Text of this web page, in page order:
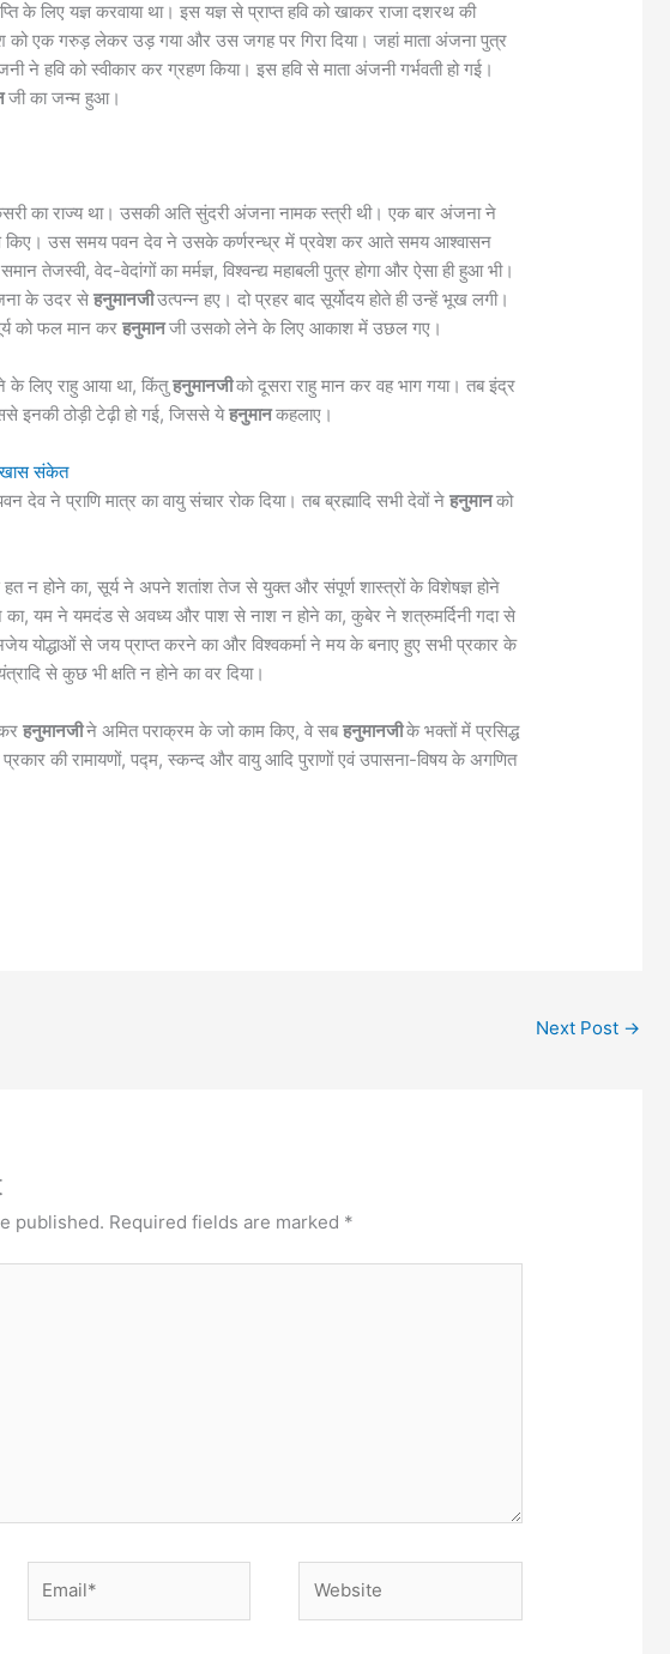
के लिए यज्ञ करवाया था। इस यज्ञ से प्राप्त हवि को खाकर राजा दशरथ की
को एक गरुड़ लेकर उड़ गया और उस जगह पर गिरा दिया। जहां माता अंजना पुत्र
ने हवि को स्वीकार कर ग्रहण किया। इस हवि से माता अंजनी गर्भवती हो गई।
जी का जन्म हुआ।
का राज्य था। उसकी अति सुंदरी अंजना नामक स्त्री थी। एक बार अंजना ने
किए। उस समय पवन देव ने उसके कर्णरन्ध्र में प्रवेश कर आते समय आश्वासन
तेजस्वी, वेद-वेदांगों का मर्मज्ञ, विश्वन्द्य महाबली पुत्र होगा और ऐसा ही हुआ भी।
के उदर सेहनुमानजीउत्पन्न हए। दो प्रहर बाद सूर्योदय होते ही उन्हें भूख लगी।
को फल मान करहनुमानजी उसको लेने के लिए आकाश में उछल गए।
के लिए राहु आया था, किंतुहनुमानजीको दूसरा राहु मान कर वह भाग गया। तब इंद्र
इनकी ठोड़ी टेढ़ी हो गई, जिससे येहनुमानकहलाए।
खास संकेत
देव ने प्राणि मात्र का वायु संचार रोक दिया। तब ब्रह्मादि सभी देवों नेहनुमानको
न होने का, सूर्य ने अपने शतांश तेज से युक्त और संपूर्ण शास्त्रों के विशेषज्ञ होने
यम ने यमदंड से अवध्य और पाश से नाश न होने का, कुबेर ने शत्रुमर्दिनी गदा से
योद्धाओं से जय प्राप्त करने का और विश्वकर्मा ने मय के बनाए हुए सभी प्रकार के
से कुछ भी क्षति न होने का वर दिया।
हनुमानजीने अमित पराक्रम के जो काम किए, वे सबहनुमानजीके भक्तों में प्रसिद्ध
की रामायणों, पद्म, स्कन्द और वायु आदि पुराणों एवं उपासना-विषय के अगणित
Next Post →
published. Required fields are marked *